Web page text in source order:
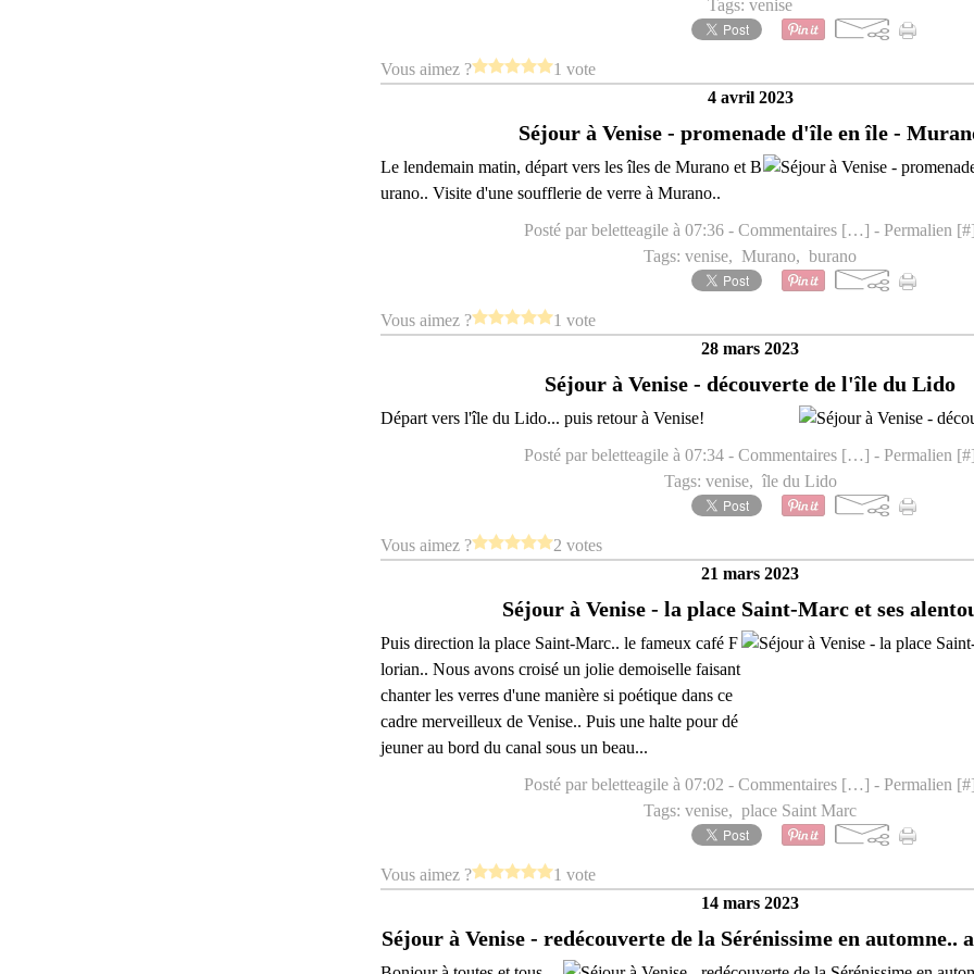
Tags: venise
Vous aimez ?
1 vote
4 avril 2023
Séjour à Venise - promenade d'île en île -
Le lendemain matin, départ vers les îles de Murano et B
urano.. Visite d'une soufflerie de verre à Murano..
Posté par beletteagile à 07:36 - Commentaires […] - Permalien [#]
Tags: venise, Murano, burano
Vous aimez ?
1 vote
28 mars 2023
Séjour à Venise - découverte de l'île du Lido
Départ vers l'île du Lido... puis retour à Venise!
Posté par beletteagile à 07:34 - Commentaires […] - Permalien [#]
Tags: venise, île du Lido
Vous aimez ?
2 votes
21 mars 2023
Séjour à Venise - la place Saint-Marc et ses
Puis direction la place Saint-Marc.. le fameux café F
lorian.. Nous avons croisé un jolie demoiselle faisant
chanter les verres d'une manière si poétique dans ce
cadre merveilleux de Venise.. Puis une halte pour dé
jeuner au bord du canal sous un beau...
Posté par beletteagile à 07:02 - Commentaires […] - Permalien [#]
Tags: venise, place Saint Marc
Vous aimez ?
1 vote
14 mars 2023
Séjour à Venise - redécouverte de la Sérénissime en automne..